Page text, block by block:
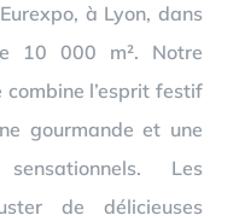
à Lyon, dans
10 000 m². Notre
l’esprit festif
gourmande et une
Les
de délicieuses